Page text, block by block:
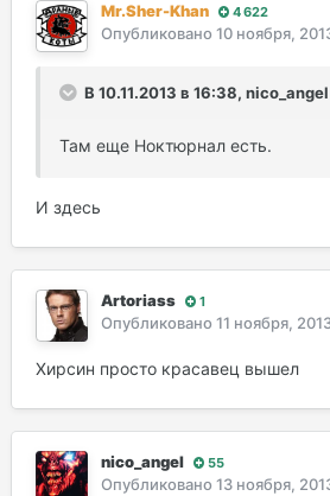
Mr.Sher-Khan 4 622
Опубликовано 10 ноября,
В 10.11.2013 в 16:38,
Там еще Ноктюрнал есть.
И здесь
Artoriass 1
Опубликовано 11 ноября,
Хирсин просто красавец вышел
nico_angel 55
Опубликовано 13 ноября,